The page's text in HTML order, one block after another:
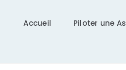
Accueil Piloter une